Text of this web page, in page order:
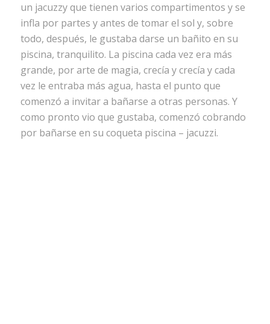
un jacuzzy que tienen varios compartimentos y se
infla por partes y antes de tomar el sol y, sobre
todo, después, le gustaba darse un bañito en su
piscina, tranquilito. La piscina cada vez era más
grande, por arte de magia, crecía y crecía y cada
vez le entraba más agua, hasta el punto que
comenzó a invitar a bañarse a otras personas. Y
como pronto vio que gustaba, comenzó cobrando
por bañarse en su coqueta piscina – jacuzzi.